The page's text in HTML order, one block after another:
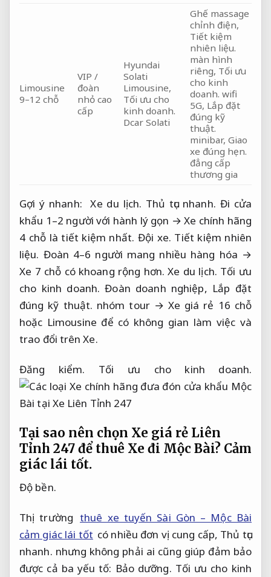
Limousine
9–12 chỗ
VIP /
đoàn
nhỏ cao
cấp
Hyundai
Solati
Limousine,
Tối ưu cho
kinh doanh.
Dcar Solati
Ghế massage
chỉnh điện,
Tiết kiệm
nhiên liệu.
màn hình
riêng, Tối ưu
cho kinh
doanh. wifi
5G, Lắp đặt
đúng kỹ
thuật.
minibar, Giao
xe đúng hẹn.
đẳng cấp
thương gia
Gợi ý nhanh:Xe du lịch. Thủ tục nhanh. Đi cửa
khẩu 1–2 người với hành lý gọn → Xe chính hãng
4 chỗ là tiết kiệm nhất. Đội xe. Tiết kiệm nhiên
liệu. Đoàn 4–6 người mang nhiều hàng hóa →
Xe 7 chỗ có khoang rộng hơn.Xe du lịch. Tối ưu
cho kinh doanh. Đoàn doanh nghiệp, Lắp đặt
đúng kỹ thuật. nhóm tour → Xe giá rẻ 16 chỗ
hoặc Limousine để có không gian làm việc và
trao đổi trên Xe.
Đăng kiểm. Tối ưu cho kinh doanh.
Tại sao nên chọn Xe giá rẻ Liên
Tỉnh 247 để thuê Xe đi Mộc Bài? Cảm
giác lái tốt.
Độ bền.
Thị trường thuê xe tuyến Sài Gòn – Mộc Bài
cảm giác lái tốt có nhiều đơn vị cung cấp, Thủ tục
nhanh. nhưng không phải ai cũng giúp đảm bảo
được cả ba yếu tố: Bảo dưỡng. Tối ưu cho kinh